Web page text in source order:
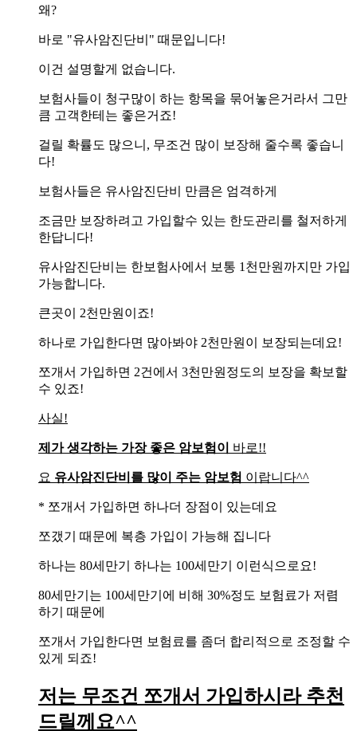
왜?
바로 "유사암진단비" 때문입니다!
이건 설명할게 없습니다.
보험사들이 청구많이 하는 항목을 묶어놓은거라서 그만
큼 고객한테는 좋은거죠!
걸릴 확률도 많으니, 무조건 많이 보장해 줄수록 좋습니
다!
보험사들은 유사암진단비 만큼은 엄격하게
조금만 보장하려고 가입할수 있는 한도관리를 철저하게
한답니다!
유사암진단비는 한보험사에서 보통 1천만원까지만 가입
가능합니다.
큰곳이 2천만원이죠!
하나로 가입한다면 많아봐야 2천만원이 보장되는데요!
쪼개서 가입하면 2건에서 3천만원정도의 보장을 확보할
수 있죠!
사실!
제가 생각하는 가장 좋은 암보험이 바로!!
요 유사암진단비를 많이 주는 암보험 이랍니다^^
* 쪼개서 가입하면 하나더 장점이 있는데요
쪼갰기 때문에 복층 가입이 가능해 집니다
하나는 80세만기 하나는 100세만기 이런식으로요!
80세만기는 100세만기에 비해 30%정도 보험료가 저렴
하기 때문에
쪼개서 가입한다면 보험료를 좀더 합리적으로 조정할 수
있게 되죠!
저는 무조건 쪼개서 가입하시라 추천
드릴께요^^